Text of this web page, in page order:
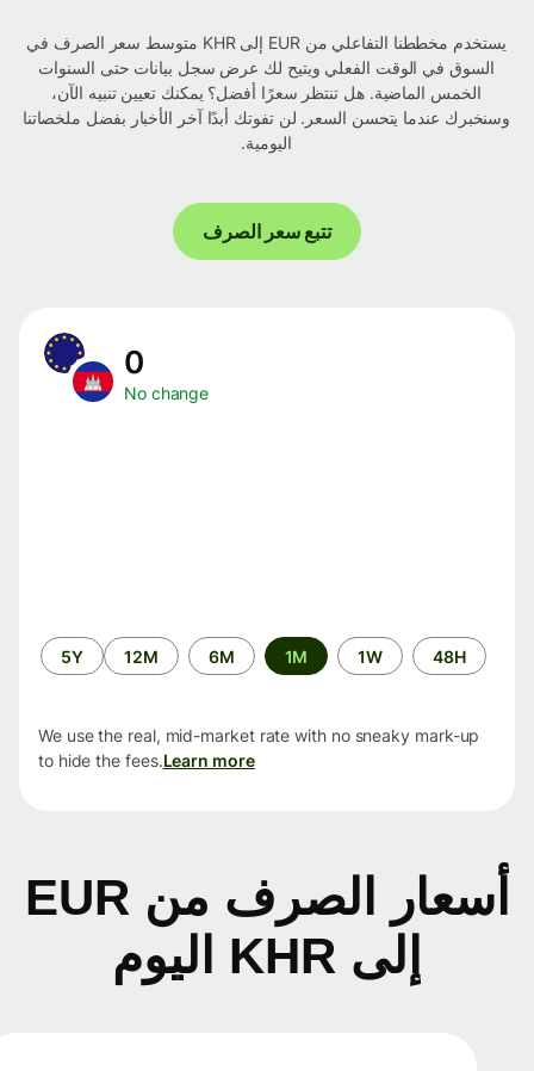
يستخدم مخططنا التفاعلي من EUR إلى KHR متوسط ​​سعر الصرف في
السوق في الوقت الفعلي ويتيح لك عرض سجل بيانات حتى السنوات
الخمس الماضية. هل تنتظر سعرًا أفضل؟ يمكنك تعيين تنبيه الآن،
وسنخبرك عندما يتحسن السعر. لن تفوتك أبدًا آخر الأخبار بفضل ملخصاتنا
اليومية.
تتبع سعر الصرف
No change
الفترة
الزمنية
48H
1W
1M
6M
12M
5Y
We use the real, mid-market rate with no sneaky mark-up
to hide the fees.Learn more
أسعار الصرف من EUR
إلى KHR اليوم